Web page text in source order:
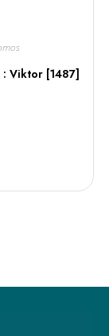
Viktor [1487]